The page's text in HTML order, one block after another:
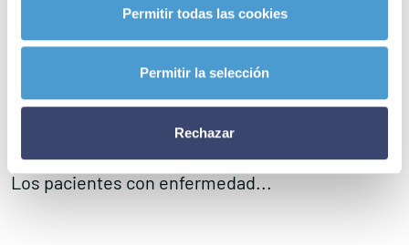
Permitir todas las cookies
Permitir la selección
Rechazar
Los pacientes con enfermedad...